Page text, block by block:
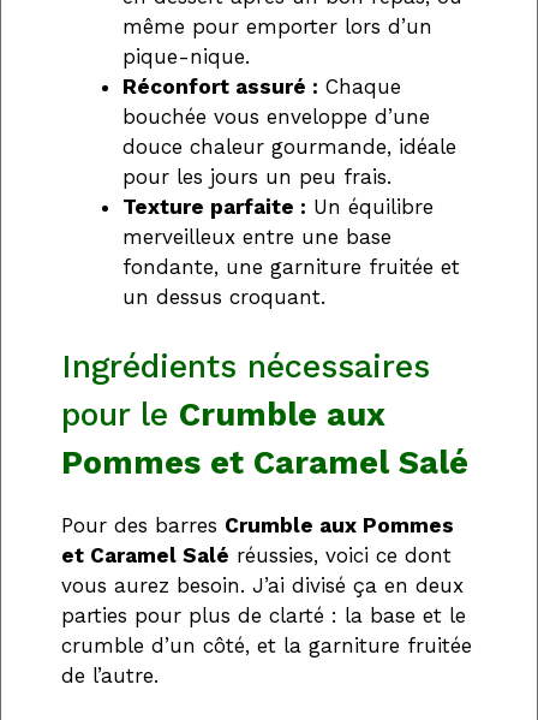
même pour emporter lors d’un
pique-nique.
Réconfort assuré : Chaque
bouchée vous enveloppe d’une
douce chaleur gourmande, idéale
pour les jours un peu frais.
Texture parfaite : Un équilibre
merveilleux entre une base
fondante, une garniture fruitée et
un dessus croquant.
Ingrédients nécessaires
pour le Crumble aux
Pommes et Caramel Salé
Pour des barres Crumble aux Pommes
et Caramel Salé réussies, voici ce dont
vous aurez besoin. J’ai divisé ça en deux
parties pour plus de clarté : la base et le
crumble d’un côté, et la garniture fruitée
de l’autre.